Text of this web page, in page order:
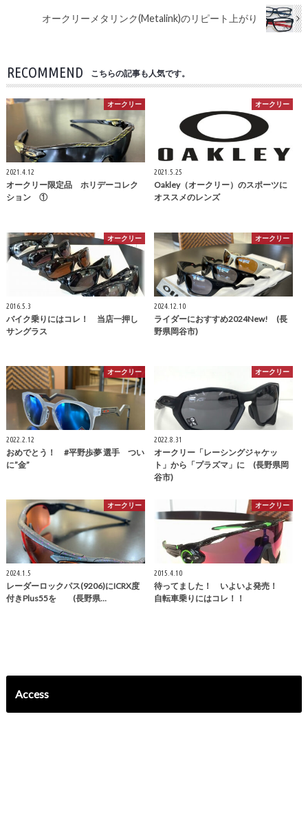
オークリーメタリンク(Metalink)のリピート上がり
RECOMMEND こちらの記事も人気です。
オークリー
2021.4.12
オークリー限定品 ホリデーコレク
ション ①
オークリー
2021.5.25
Oakley（オークリー）のスポーツに
オススメのレンズ
オークリー
2016.5.3
バイク乗りにはコレ！ 当店一押し
サングラス
オークリー
2024.12.10
ライダーにおすすめ2024New! (長
野県岡谷市)
オークリー
2022.2.12
おめでとう！ #平野歩夢 選手 つい
に”金”
オークリー
2022.8.31
オークリー「レーシングジャケッ
ト」から「プラズマ」に (長野県岡
谷市)
オークリー
2024.1.5
レーダーロックパス(9206)にICRX度
付きPlus55を (長野県…
オークリー
2015.4.10
待ってました！ いよいよ発売！
自転車乗りにはコレ！！
Access